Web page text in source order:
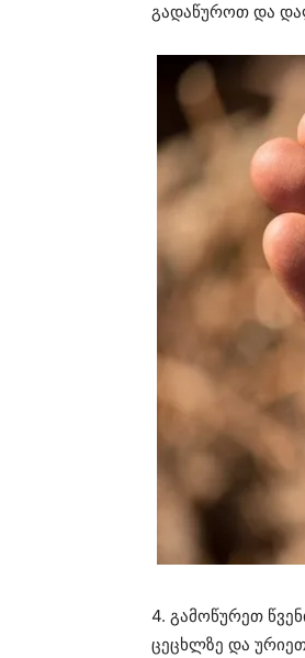
გადაწუროთ და
4. გამოწურეთ
ცეცხლზე და